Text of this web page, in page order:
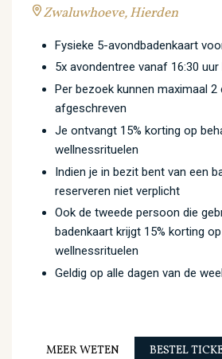
Zwaluwhoeve, Hierden
Fysieke 5-avondbadenkaart
5x avondentree vanaf 16:30
Per bezoek kunnen maximaal
afgeschreven
Je ontvangt 15% korting op
wellnessrituelen
Indien je in bezit bent van een
reserveren niet verplicht
Ook de tweede persoon die
badenkaart krijgt 15% korting
wellnessrituelen
Geldig op alle dagen van de
MEER WETEN BESTEL